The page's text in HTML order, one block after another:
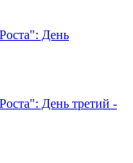
День
День третий -